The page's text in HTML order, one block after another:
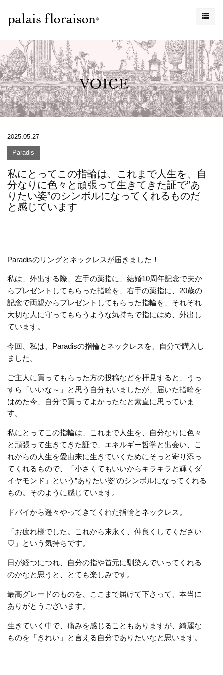
2025.05.27
Paradis
私にとってこの指輪は、これまで人生を、自
分なりに色々と頑張って生きてきた証で”あ
りたい姿”のシンボルになってくれるものだ
と感じています
Paradisのリングとネックレスが届きました！
私は、外出する際、左手の薬指に、結婚10周年記念で夫か
らプレゼントしてもらった指輪を、右手の薬指に、20歳の
記念で両親からプレゼントしてもらった指輪を、それぞれ
大切な人に守ってもらうような気持ちで指にはめ、外出し
ています。
今回、私は、Paradisの指輪とネックレスを、自分で購入し
ました。
ご主人に買ってもらった方の投稿などを拝見すると、うっ
すら「いいな～」と思う自分もいましたが、届いた指輪を
はめた今、自分で買ってよかったなと素直に思っていま
す。
私にとってこの指輪は、これまで人生を、自分なりに色々
と頑張って生きてきた証で、エネルギー哲学と出会い、こ
れからの人生を愛由来に生きていくためにそっと寄り添っ
てくれるもので、「小さくてもいいからキラキラと輝くダ
イヤモンド」という”ありたい姿”のシンボルになってくれる
もの。そのように感じています。
ドバイから遥々やってきてくれた指輪とネックレス。
「お疲れ様でした。これから末永く、仲良くしてください
♡」という気持ちです。
日が経つにつれ、自分の指や首元に馴染んでいってくれる
のかなと思うと、とても楽しみです。
最高グレードのものを、ここまで届けて下さって、本当に
ありがとうございます。
生きていく中で、痛みを感じることもありますが、綺麗な
ものを「きれい」と言える自分でありたいなと思います。